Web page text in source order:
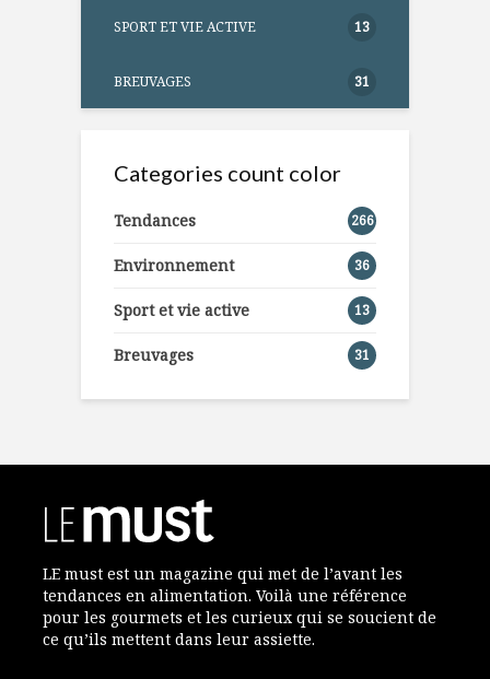
SPORT ET VIE ACTIVE 13
BREUVAGES 31
Categories count color
Tendances 266
Environnement 36
Sport et vie active 13
Breuvages 31
LE must est un magazine qui met de l’avant les
tendances en alimentation. Voilà une référence
pour les gourmets et les curieux qui se soucient de
ce qu’ils mettent dans leur assiette.